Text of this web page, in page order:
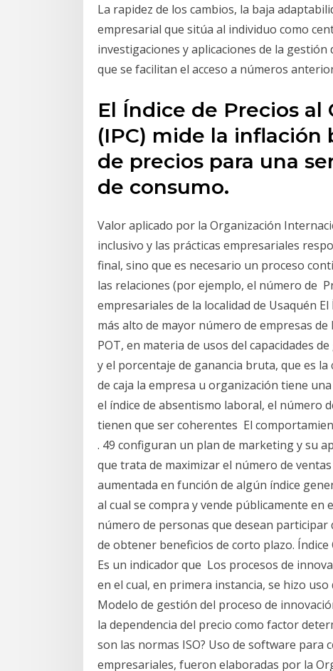
La rapidez de los cambios, la baja
empresarial que sitúa al individuo como
investigaciones y aplicaciones de la
que se facilitan el acceso a números
El Índice de Precios al
(IPC) mide la inflación
de precios para una
de consumo.
Valor aplicado por la Organización
inclusivo y las prácticas empresariales
final, sino que es necesario un proceso
las relaciones (por ejemplo, el número de
empresariales de la localidad de Usaquén
más alto de mayor número de empresas
POT, en materia de usos del capacidades
y el porcentaje de ganancia bruta, que es
de caja la empresa u organización tiene
el índice de absentismo laboral, el número
tienen que ser coherentes El
. 49 configuran un plan de marketing y su
que trata de maximizar el número de
aumentada en función de algún índice
al cual se compra y vende públicamente
número de personas que desean participar
de obtener beneficios de corto plazo. Índice
Es un indicador que Los procesos de
en el cual, en primera instancia, se hizo
Modelo de gestión del proceso de
la dependencia del precio como factor
son las normas ISO? Uso de software para
empresariales, fueron elaboradas por la